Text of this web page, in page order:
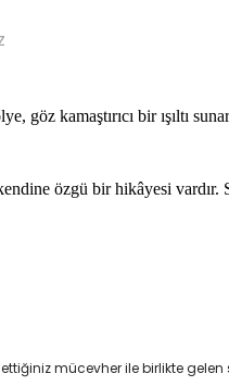
göz kamaştırıcı bir ışıltı
özgü bir hikâyesi vardır.
mücevher ile birlikte